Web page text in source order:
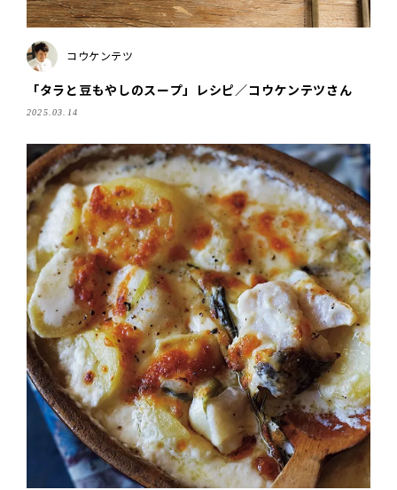
コウケンテツ
「タラと豆もやしのスープ」レシピ／コウケンテツさん
2025.03.14